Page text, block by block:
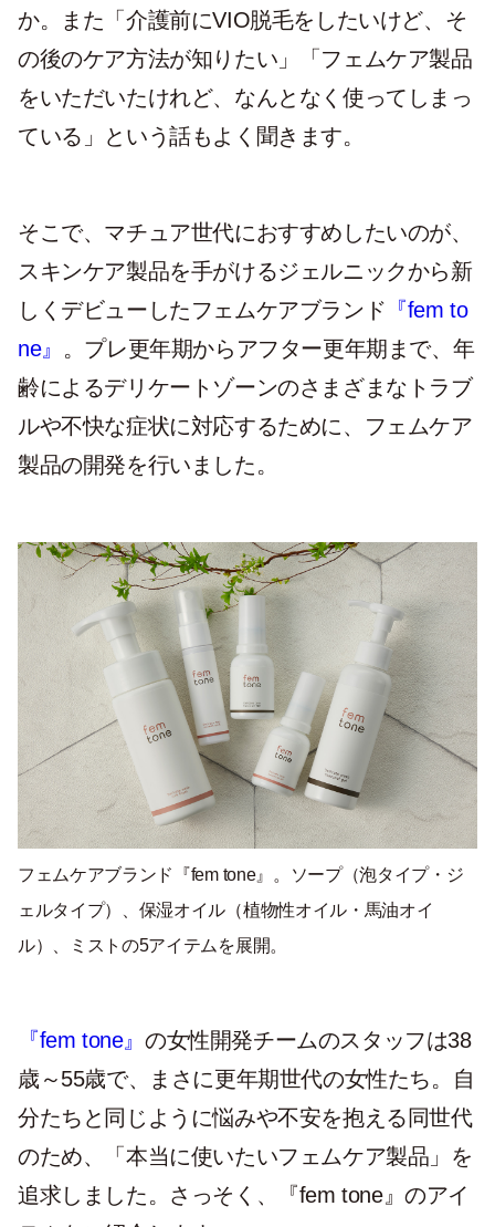
か。また「介護前にVIO脱毛をしたいけど、そ
の後のケア方法が知りたい」「フェムケア製品
をいただいたけれど、なんとなく使ってしまっ
ている」という話もよく聞きます。
そこで、マチュア世代におすすめしたいのが、
スキンケア製品を手がけるジェルニックから新
しくデビューしたフェムケアブランド 『fem to
ne』 。プレ更年期からアフター更年期まで、年
齢によるデリケートゾーンのさまざまなトラブ
ルや不快な症状に対応するために、フェムケア
製品の開発を行いました。
フェムケアブランド『fem tone』。ソープ（泡タイプ・ジ
ェルタイプ）、保湿オイル（植物性オイル・馬油オイ
ル）、ミストの5アイテムを展開。
『fem tone』 の女性開発チームのスタッフは38
歳～55歳で、まさに更年期世代の女性たち。自
分たちと同じように悩みや不安を抱える同世代
のため、「本当に使いたいフェムケア製品」を
追求しました。さっそく、『fem tone』のアイ